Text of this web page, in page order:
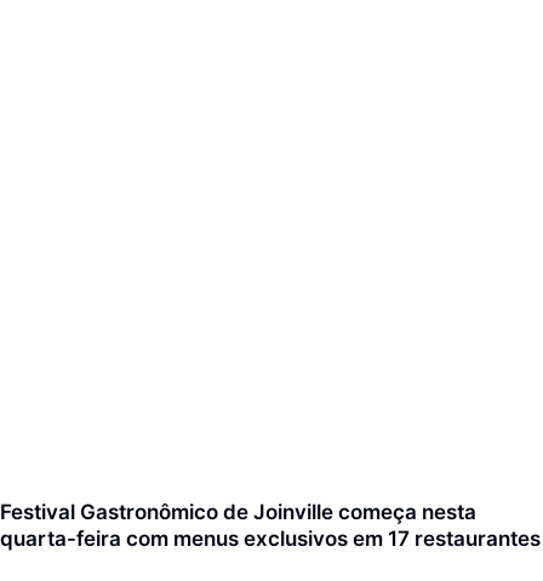
Festival Gastronômico de Joinville começa nesta
quarta-feira com menus exclusivos em 17 restaurantes